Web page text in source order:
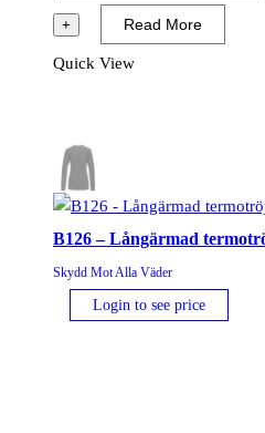
Dam
Termisk
Byxa
+ Read More
Quick View
B126 – Långärmad
Skydd Mot Alla Väder
Login to see price